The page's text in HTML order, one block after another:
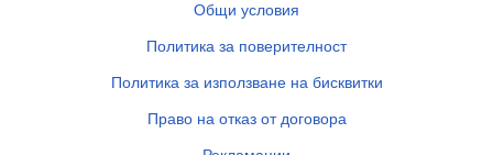
Общи условия
Политика за поверителност
Политика за използване на бисквитки
Право на отказ от договора